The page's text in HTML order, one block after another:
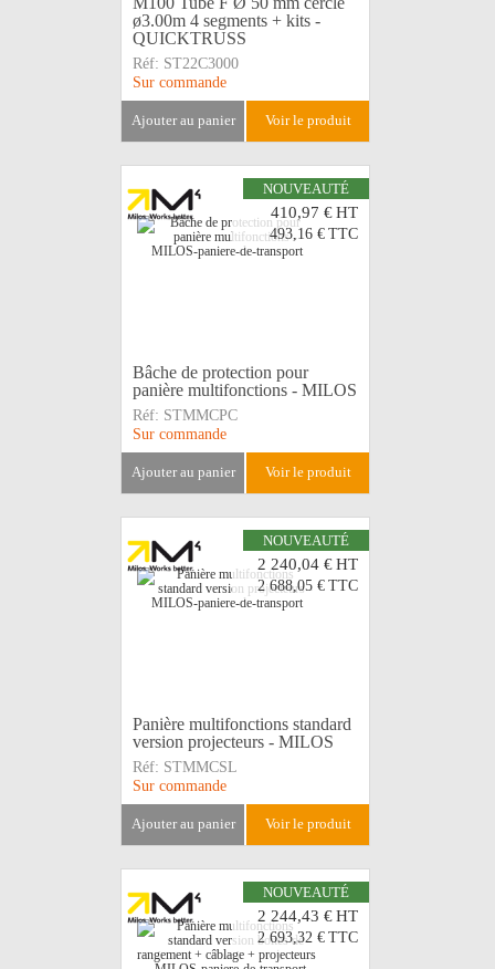
ø3.00m 4 segments + kits -
QUICKTRUSS
Réf: ST22C3000
Sur commande
ajouter au panier voir le produit
NOUVEAUTÉ
410,97 €HT
493,16 € TTC
Bâche de protection pour
panière multifonctions - MILOS
Réf: STMMCPC
Sur commande
ajouter au panier voir le produit
NOUVEAUTÉ
2 240,04 €HT
2 688,05 € TTC
Panière multifonctions standard
version projecteurs - MILOS
Réf: STMMCSL
Sur commande
ajouter au panier voir le produit
NOUVEAUTÉ
2 244,43 €HT
2 693,32 € TTC